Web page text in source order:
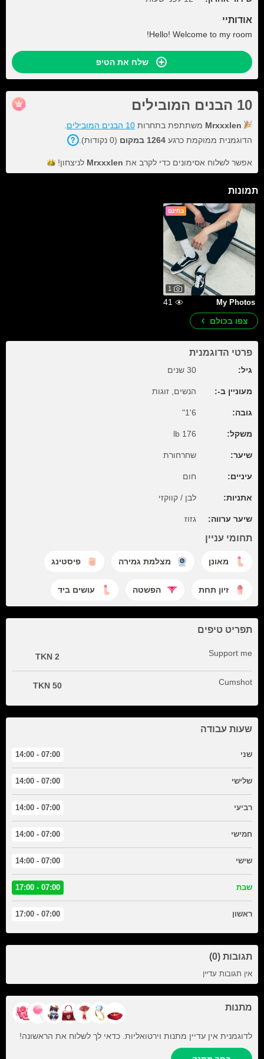
אודותיי
Hello! Welcome to my room!
שלח את הטיפ
10 הבנים המובילים
Mrxxxlen משתתפת בתחרות 10 הבנים המובילים
הדוגמנית ממוקמת כרגע 1264 במקום (0 נקודות).
אפשר לשלוח אסימונים כדי לקרב את Mrxxxlen לניצחון!
תמונות
בחינם
1
My Photos
41
צפו בכולם
פרטי הדוגמנית
גיל: 30 שנים
מעוניין ב-: הנשים, זוגות
גובה: 6'1"
משקל: 176 lb
שיער: שחרחורת
עיניים: חום
אתניות: לבן / קווקזי
שיער ערווה: גזוז
תחומי עניין
מאונן מצלמת גמירה פיסטינג
זיון תחת הפשטה עושים ביד
תפריט טיפים
Support me
2 TKN
Cumshot
50 TKN
שעות עבודה
שני 07:00 - 14:00
שלישי 07:00 - 14:00
רביעי 07:00 - 14:00
חמישי 07:00 - 14:00
שישי 07:00 - 14:00
שבת 07:00 - 17:00
ראשון 07:00 - 17:00
תגובות (0)
אין תגובות עדיין
מתנות
לדוגמנית אין עדיין מתנות וירטואליות. כדאי לך לשלוח את הראשונה!